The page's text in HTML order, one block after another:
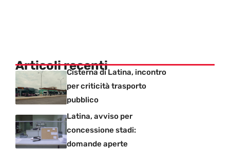
Articoli recentiCisterna di Latina, incontro
per criticità trasporto
pubblico
Latina, avviso per
concessione stadi:
domande aperte